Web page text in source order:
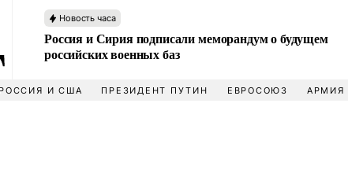
Новость часа
Россия и Сирия подписали меморандум о будущем
российских военных баз
РОССИЯ И США ПРЕЗИДЕНТ ПУТИН ЕВРОСОЮЗ АРМИЯ